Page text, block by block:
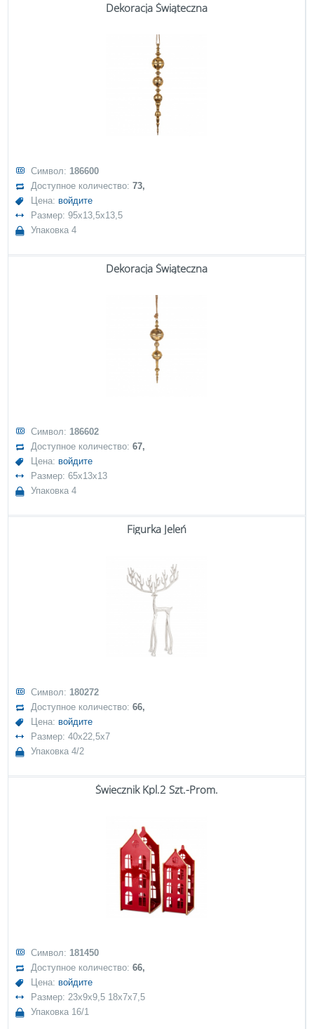
Dekoracja Świąteczna
Символ: 186600
Доступное количество:73,
Цена: войдите
Размер: 95x13,5x13,5
Упаковка 4
Dekoracja Świąteczna
Символ: 186602
Доступное количество:67,
Цена: войдите
Размер: 65x13x13
Упаковка 4
Figurka Jeleń
Символ: 180272
Доступное количество:66,
Цена: войдите
Размер: 40x22,5x7
Упаковка 4/2
Świecznik Kpl.2 Szt.-Prom.
Символ: 181450
Доступное количество:66,
Цена: войдите
Размер: 23x9x9,5 18x7x7,5
Упаковка 16/1